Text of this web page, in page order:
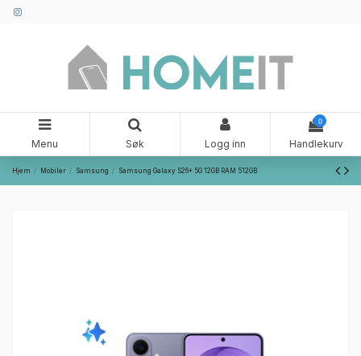
Menu Søk Logg inn
0
Handlekurv
Hjem Mobiler Samsung Samsung Galaxy S26+ 5G 12GB RAM 512GB